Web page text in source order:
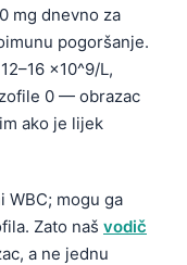
mg dnevno za
pogoršanje.
x10^9/L,
0 — obrazac
ako je lijek
WBC; mogu ga
Zato naš vodič
a ne jednu